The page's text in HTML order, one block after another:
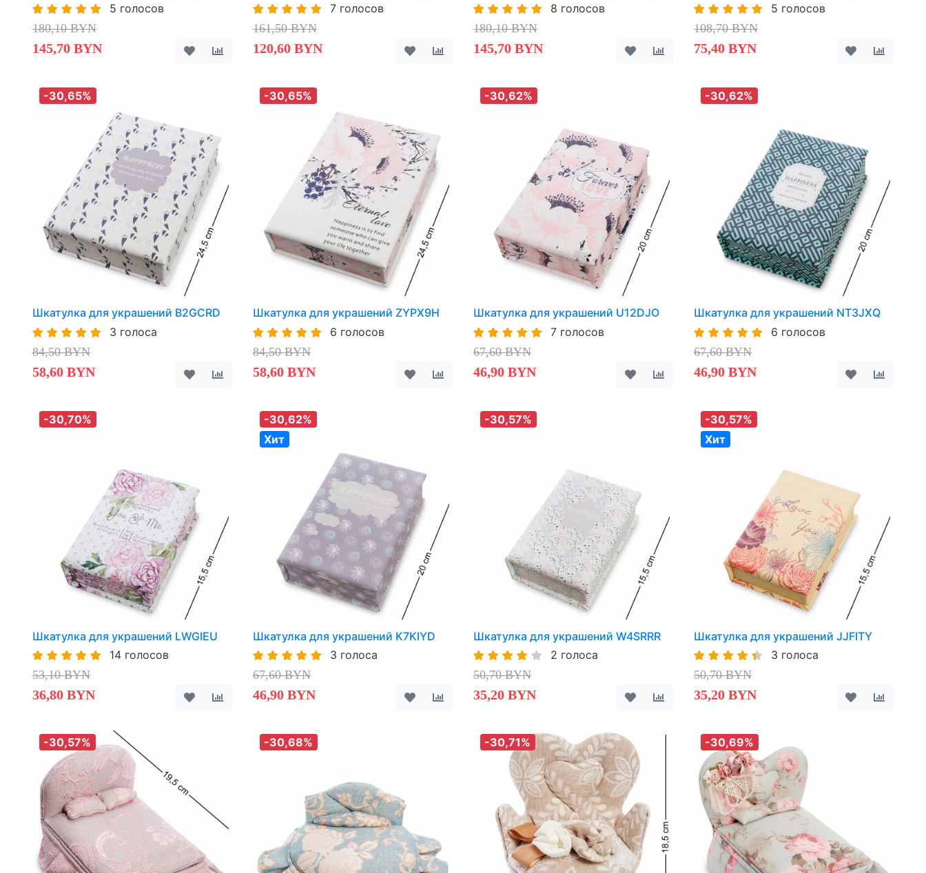
5 голосов
180,10 BYN
145,70 BYN
7 голосов
161,50 BYN
120,60 BYN
8 голосов
180,10 BYN
145,70 BYN
5 голосов
108,70 BYN
75,40 BYN
-30,65%
Шкатулка для украшений B2GCRD
3 голоса
84,50 BYN
58,60 BYN
-30,65%
Шкатулка для украшений ZYPX9H
6 голосов
84,50 BYN
58,60 BYN
-30,62%
Шкатулка для украшений U12DJO
7 голосов
67,60 BYN
46,90 BYN
-30,62%
Шкатулка для украшений NT3JXQ
6 голосов
67,60 BYN
46,90 BYN
-30,70%
Шкатулка для украшений LWGIEU
14 голосов
53,10 BYN
36,80 BYN
-30,62%
Хит
Шкатулка для украшений K7KIYD
3 голоса
67,60 BYN
46,90 BYN
-30,57%
Шкатулка для украшений W4SRRR
2 голоса
50,70 BYN
35,20 BYN
-30,57%
Хит
Шкатулка для украшений JJFITY
3 голоса
50,70 BYN
35,20 BYN
-30,57% -30,68% -30,71% -30,69%